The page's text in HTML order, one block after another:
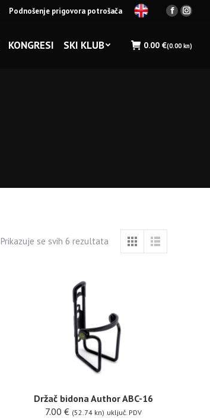
Podnošenje prigovora potrošača
Facebook
in
in
KONGRESI SKI KLUB 0.00 €(0.00 kn)
Prikazuje se svih 6 rezultata
Držač bidona Author ABC-16
7.00 € (52.74 kn) uključ. PDV